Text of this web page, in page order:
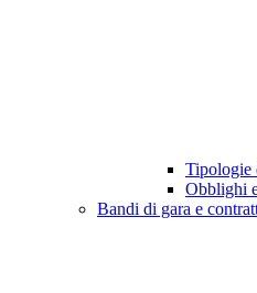
Tipologie
Obblighi
Bandi di gara e